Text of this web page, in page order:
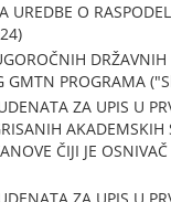
UREDBE O
GMTN PROGRAMA
ZA UPIS U
AKADEMSKIH
ČIJI JE